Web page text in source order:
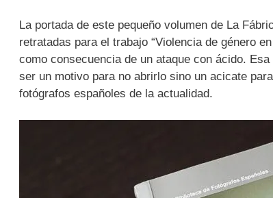
La portada de este pequeño volumen de La
retratadas para el trabajo “Violencia de género
como consecuencia de un ataque con ácido.
ser un motivo para no abrirlo sino un acicate
fotógrafos españoles de la actualidad.